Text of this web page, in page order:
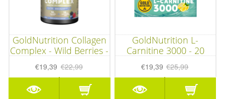
GoldNutrition Collagen
Complex - Wild Berries -
€19,39 €22,99
GoldNutrition L-
Carnitine 3000 - 20
€19,39 €25,99